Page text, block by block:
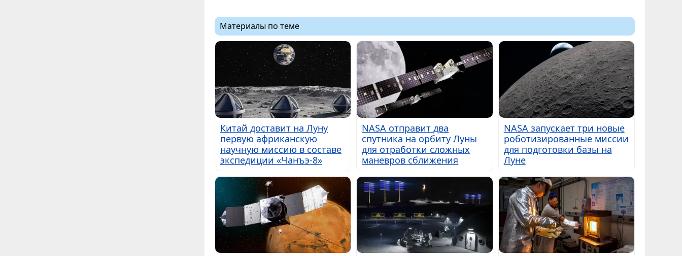
Материалы по теме
Китай доставит на Луну
первую африканскую
научную миссию в составе
экспедиции «Чанъэ-8»
NASA отправит два
спутника на орбиту Луны
для отработки сложных
маневров сближения
NASA запускает три новые
роботизированные миссии
для подготовки базы на
Луне